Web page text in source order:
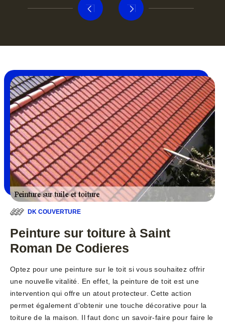
DK COUVERTURE
Peinture sur toiture à Saint
Roman De Codieres
Optez pour une peinture sur le toit si vous souhaitez offrir
une nouvelle vitalité. En effet, la peinture de toit est une
intervention qui offre un atout protecteur. Cette action
permet également d'obtenir une touche décorative pour la
toiture de la maison. Il faut donc un savoir-faire pour faire le